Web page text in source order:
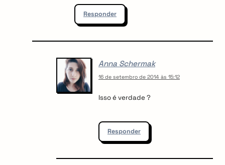
Responder
Anna Schermak
16 de setembro de 2014 às 15:12
Isso é verdade ?
Responder